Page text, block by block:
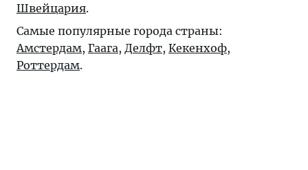
Швейцария.
Самые популярные города страны:
Амстердам, Гаага, Делфт, Кекенхоф,
Роттердам.